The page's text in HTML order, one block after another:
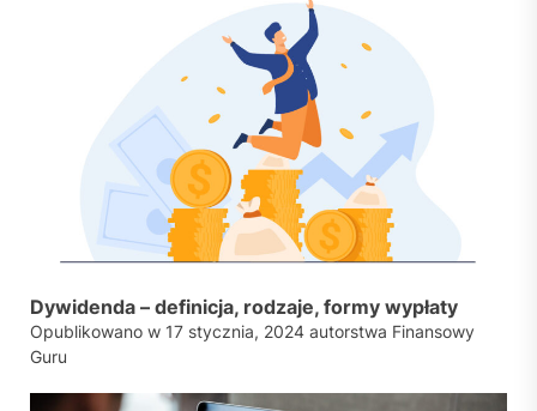
Dywidenda – definicja, rodzaje, formy wypłaty
Opublikowano w 17 stycznia, 2024 autorstwa Finansowy
Guru